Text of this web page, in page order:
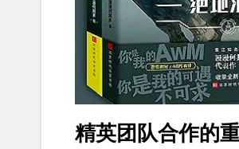
精英团队合作的